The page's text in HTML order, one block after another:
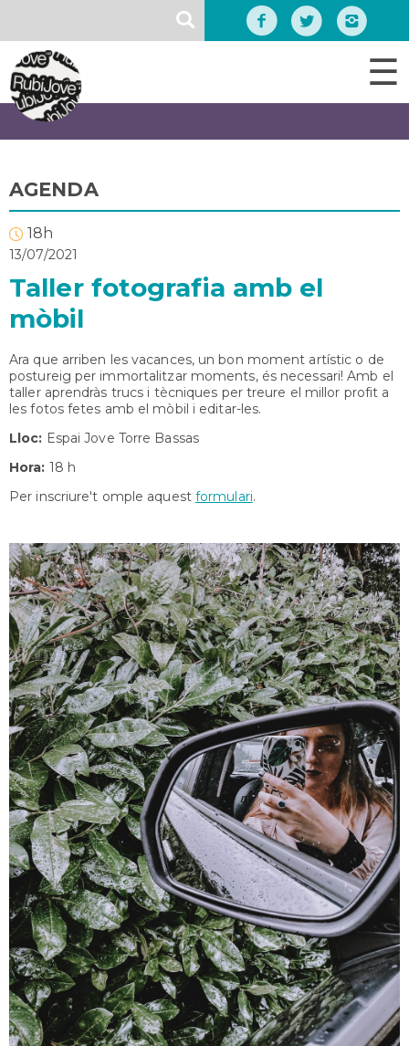
contingut
☰
AGENDA
18h
13/07/2021
Taller fotografia amb el
mòbil
Ara que arriben les vacances, un bon moment artístic o de
postureig per immortalitzar moments, és necessari! Amb el
taller aprendràs trucs i tècniques per treure el millor profit a
les fotos fetes amb el mòbil i editar-les.
Lloc: Espai Jove Torre Bassas
Hora: 18 h
Per inscriure't omple aquest formulari.